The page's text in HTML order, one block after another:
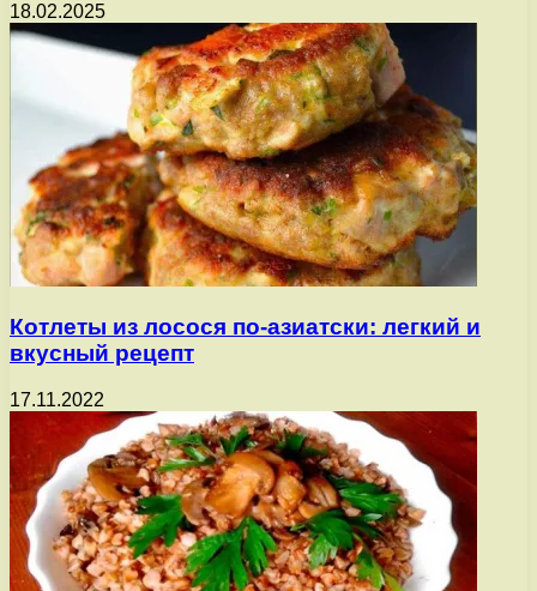
18.02.2025
Котлеты из лосося по-азиатски: легкий и
вкусный рецепт
17.11.2022